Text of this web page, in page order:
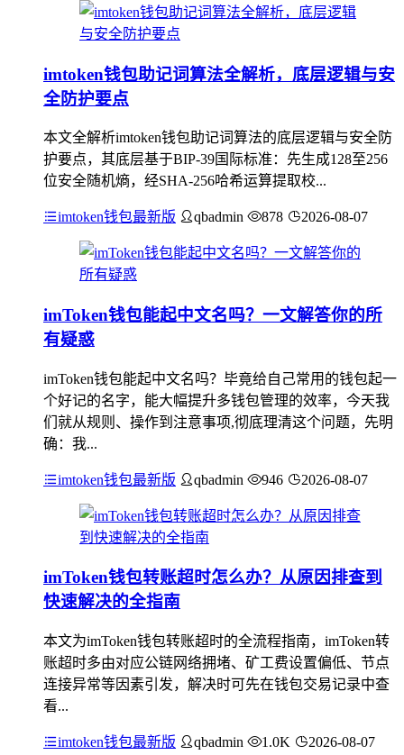
imtoken钱包助记词算法全解析，底层逻辑与安
全防护要点
本文全解析imtoken钱包助记词算法的底层逻辑与安全防
护要点，其底层基于BIP-39国际标准：先生成128至256
位安全随机熵，经SHA-256哈希运算提取校...
imtoken钱包最新版 qbadmin 878 2026-08-07
imToken钱包能起中文名吗？一文解答你的所
有疑惑
imToken钱包能起中文名吗？毕竟给自己常用的钱包起一
个好记的名字，能大幅提升多钱包管理的效率，今天我
们就从规则、操作到注意事项,彻底理清这个问题，先明
确：我...
imtoken钱包最新版 qbadmin 946 2026-08-07
imToken钱包转账超时怎么办？从原因排查到
快速解决的全指南
本文为imToken钱包转账超时的全流程指南，imToken转
账超时多由对应公链网络拥堵、矿工费设置偏低、节点
连接异常等因素引发，解决时可先在钱包交易记录中查
看...
imtoken钱包最新版 qbadmin 1.0K 2026-08-07